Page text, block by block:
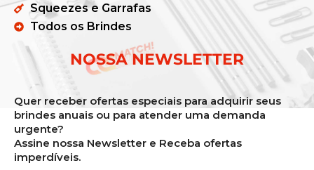
Squeezes e Garrafas
Todos os Brindes
NOSSA NEWSLETTER
Quer receber ofertas especiais para adquirir seus
brindes anuais ou para atender uma demanda
urgente?
Assine nossa Newsletter e Receba ofertas
imperdíveis.